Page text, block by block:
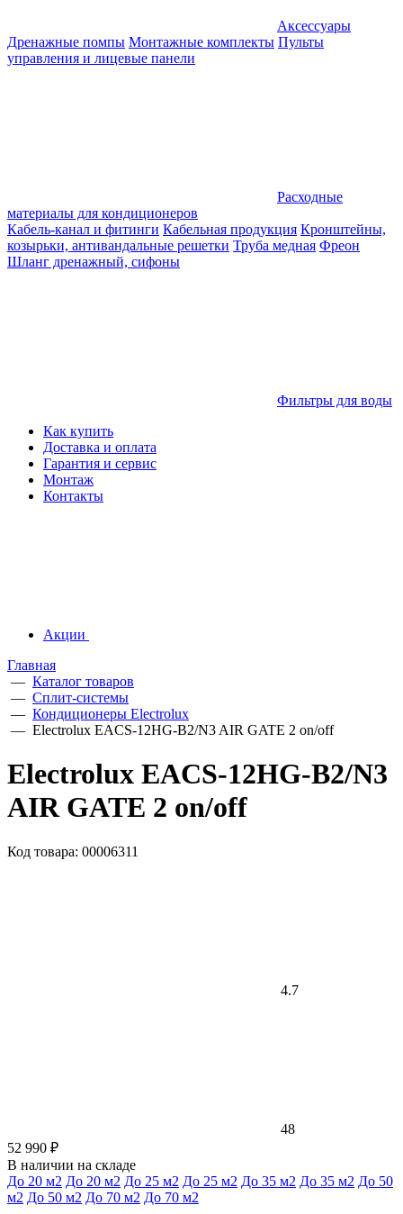
Аксессуары
Дренажные помпы Монтажные комплекты Пульты
управления и лицевые панели
Расходные
материалы для кондиционеров
Кабель-канал и фитинги Кабельная продукция Кронштейны,
козырьки, антивандальные решетки Труба медная Фреон
Шланг дренажный, сифоны
Фильтры для воды
Как купить
Доставка и оплата
Гарантия и сервис
Монтаж
Контакты
Акции
Главная
— Каталог товаров
— Сплит-системы
— Кондиционеры Electrolux
— Electrolux EACS-12HG-B2/N3 AIR GATE 2 on/off
Electrolux EACS-12HG-B2/N3
AIR GATE 2 on/off
Код товара: 00006311
4.7
48
52 990 ₽
В наличии на складе
До 20 м2 До 20 м2 До 25 м2 До 25 м2 До 35 м2 До 35 м2 До 50
м2 До 50 м2 До 70 м2 До 70 м2